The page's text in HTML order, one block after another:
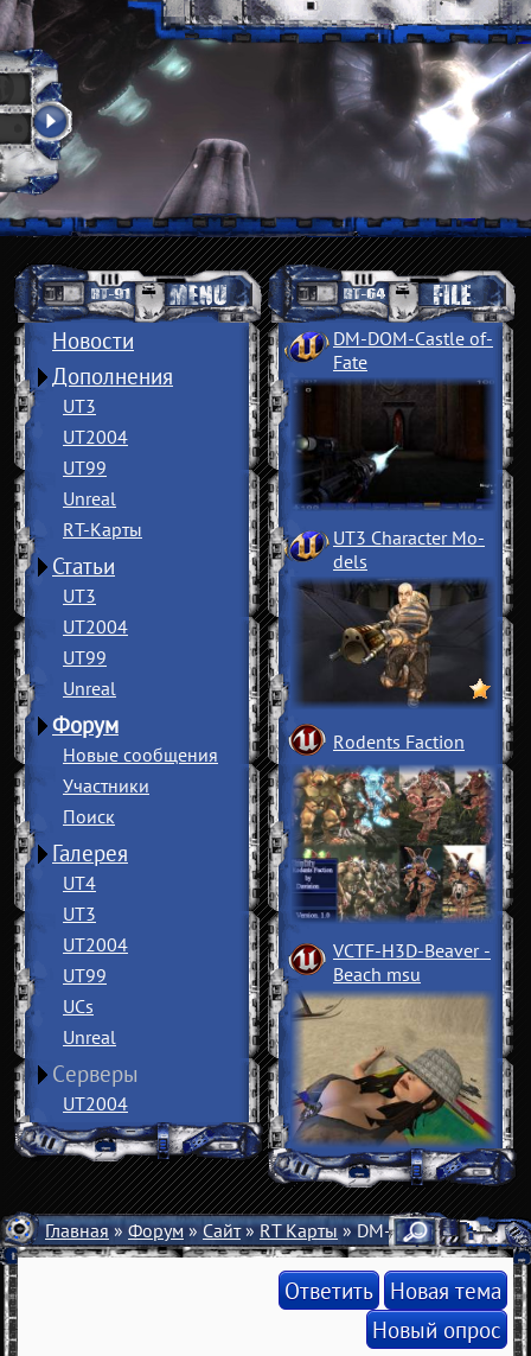
Новости
Дополнения
UT3
UT2004
UT99
Unreal
RT-Карты
Статьи
UT3
UT2004
UT99
Unreal
Форум
Новые сообщения
Участники
Поиск
Галерея
UT4
UT3
UT2004
UT99
UCs
Unreal
Серверы
UT2004
DM-DOM-Castle of­
Fate
UT3 Character Mo­
dels
Rodents Faction
VCTF-H3D-Beaver ­
Beach msu
Главная»Форум»Сайт»RT Карты» DM-RT-Gael
Ответить Новая тема
Новый опрос